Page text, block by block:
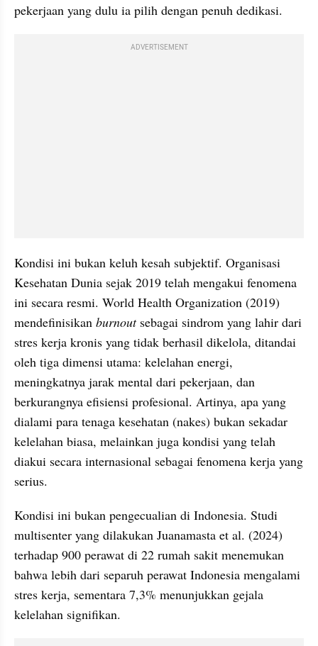
pekerjaan yang dulu ia pilih dengan penuh dedikasi.
ADVERTISEMENT
Kondisi ini bukan keluh kesah subjektif. Organisasi
Kesehatan Dunia sejak 2019 telah mengakui fenomena
ini secara resmi. World Health Organization (2019)
mendefinisikan burnout sebagai sindrom yang lahir dari
stres kerja kronis yang tidak berhasil dikelola, ditandai
oleh tiga dimensi utama: kelelahan energi,
meningkatnya jarak mental dari pekerjaan, dan
berkurangnya efisiensi profesional. Artinya, apa yang
dialami para tenaga kesehatan (nakes) bukan sekadar
kelelahan biasa, melainkan juga kondisi yang telah
diakui secara internasional sebagai fenomena kerja yang
serius.
Kondisi ini bukan pengecualian di Indonesia. Studi
multisenter yang dilakukan Juanamasta et al. (2024)
terhadap 900 perawat di 22 rumah sakit menemukan
bahwa lebih dari separuh perawat Indonesia mengalami
stres kerja, sementara 7,3% menunjukkan gejala
kelelahan signifikan.